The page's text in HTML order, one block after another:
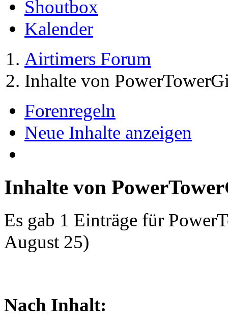
Shoutbox
Kalender
Airtimers Forum
Inhalte von
Forenregeln
Neue Inhalte anzeigen
Inhalte von
Es gab 1 Einträge für
August 25)
Nach Inhalt: